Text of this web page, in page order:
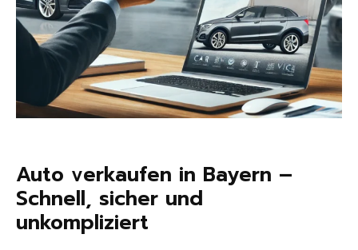
Auto verkaufen in Bayern –
Schnell, sicher und
unkompliziert